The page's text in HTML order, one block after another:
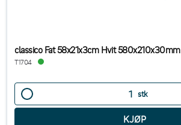
classico Fat 58x21x3cm Hvit 580x210x30mm
T1704
stk